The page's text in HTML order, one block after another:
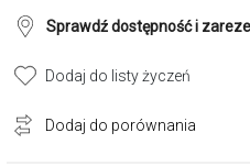
Sprawdź dostępność i
Dodaj do listy życzeń
Dodaj do porównania